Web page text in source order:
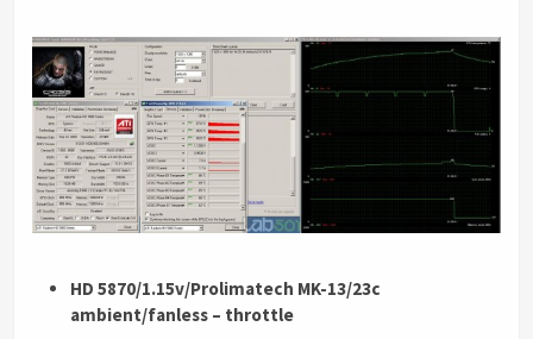
HD 5870/1.15v/Prolimatech MK-13/23c
ambient/fanless – throttle